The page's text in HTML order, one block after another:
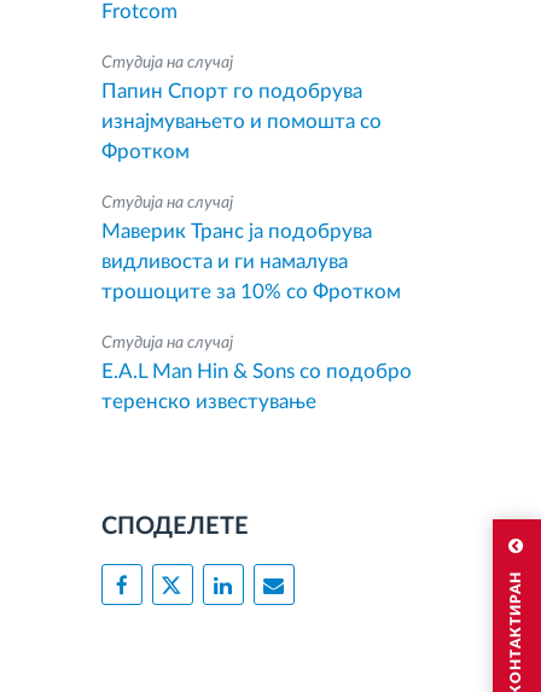
Frotcom
Студија на случај
Папин Спорт го подобрува
изнајмувањето и помошта со
Фротком
Студија на случај
Маверик Транс ја подобрува
видливоста и ги намалува
трошоците за 10% со Фротком
Студија на случај
E.A.L Man Hin & Sons со подобро
теренско известување
СПОДЕЛЕТЕ